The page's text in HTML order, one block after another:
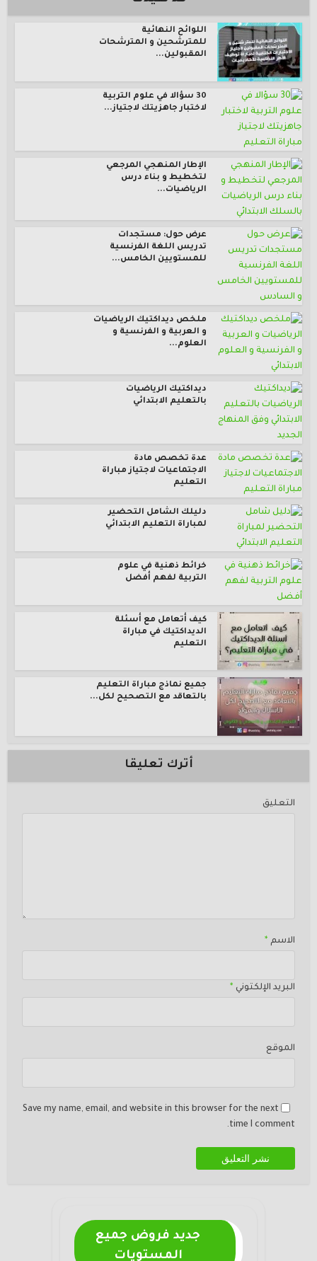
اللوائح النهائية
للمترشحين و المترشحات
المقبولين...
30 سؤالا في علوم التربية
لاختبار جاهزيتك لاجتياز...
الإطار المنهجي المرجعي
لتخطيط و بناء درس
الرياضيات...
عرض حول: مستجدات
تدريس اللغة الفرنسية
للمستويين الخامس...
ملخص ديداكتيك الرياضيات
و العربية و الفرنسية و
العلوم...
ديداكتيك الرياضيات
بالتعليم الابتدائي
عدة تخصص مادة
الاجتماعيات لاجتياز مباراة
التعليم
دليلك الشامل التحضير
لمباراة التعليم الابتدائي
خرائط ذهنية في علوم
التربية لفهم أفضل
كيف أتعامل مع أسئلة
الديداكتيك في مباراة
التعليم
جميع نماذج مباراة التعليم
بالتعاقد مع التصحيح لكل...
أترك تعليقا
التعليق
الاسم *
البريد الإلكتوني *
الموقع
Save my name, email, and website in this browser for the next
time I comment.
جديد فروض جميع
المستويات